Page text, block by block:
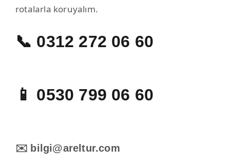
rotalarla koruyalım.
📞 0312 272 06 60
📱 0530 799 06 60
✉️ bilgi@areltur.com